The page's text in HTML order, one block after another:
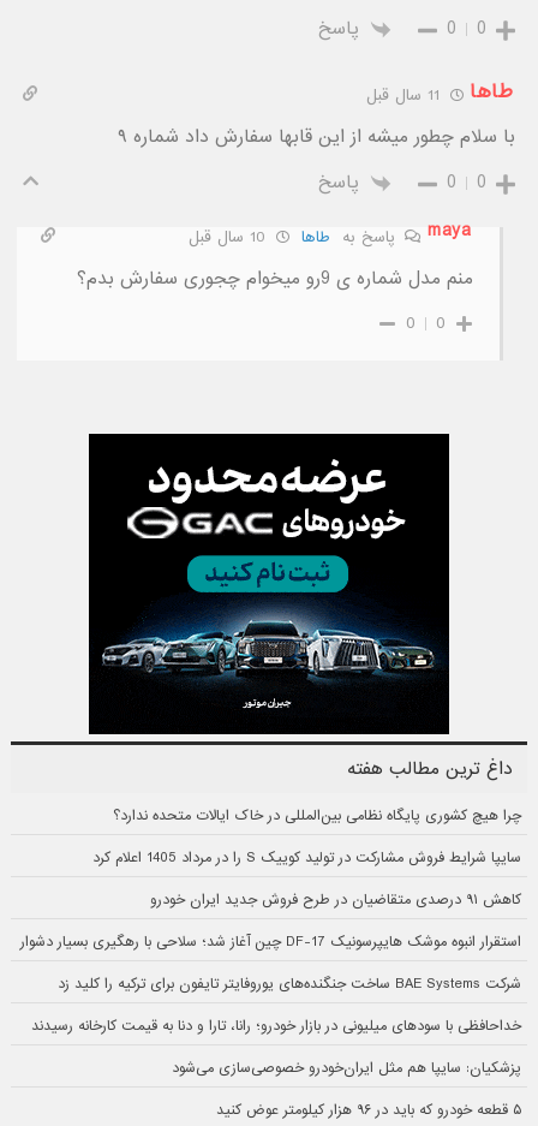
0
0 پاسخ
طاها
با سلام چطور میشه از این قابها سفارش داد شماره ۹
0
0
پاسخ
maya
پاسخ به طاها
منم مدل شماره ى 9رو میخوام چجوری سفارش بدم؟
0
0
داغ ترین مطالب هفته
چرا هیچ کشوری پایگاه نظامی بین‌المللی در خاک ایالات متحده ندارد؟
سایپا شرایط فروش مشارکت در تولید کوییک S را در مرداد 1405 اعلام کرد
کاهش ۹۱ درصدی متقاضیان در طرح فروش جدید ایران خودرو
استقرار انبوه موشک هایپرسونیک DF-17 چین آغاز شد؛ سلاحی با رهگیری بسیار دشوار
شرکت BAE Systems ساخت جنگنده‌های یوروفایتر تایفون برای ترکیه را کلید زد
خداحافظی با سودهای میلیونی در بازار خودرو؛ رانا، تارا و دنا به قیمت کارخانه رسیدند
پزشکیان: سایپا هم مثل ایران‌خودرو خصوصی‌سازی می‌شود
۵ قطعه خودرو که باید در ۹۶ هزار کیلومتر عوض کنید